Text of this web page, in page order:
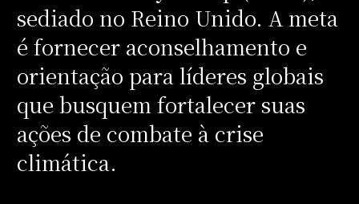
sediado no Reino Unido. A meta
é fornecer aconselhamento e
orientação para líderes globais
que busquem fortalecer suas
ações de combate à crise
climática.